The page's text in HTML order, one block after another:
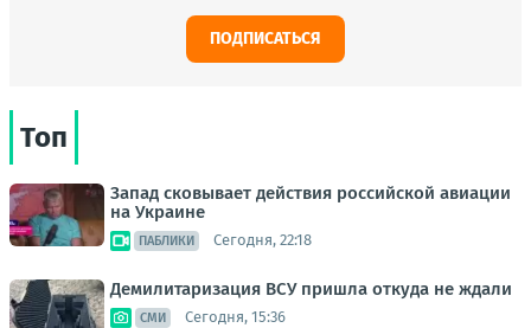
ПОДПИСАТЬСЯ
Топ
Запад сковывает действия российской авиации
на Украине
ПАБЛИКИ Сегодня, 22:18
Демилитаризация ВСУ пришла откуда не ждали
СМИ Сегодня, 15:36